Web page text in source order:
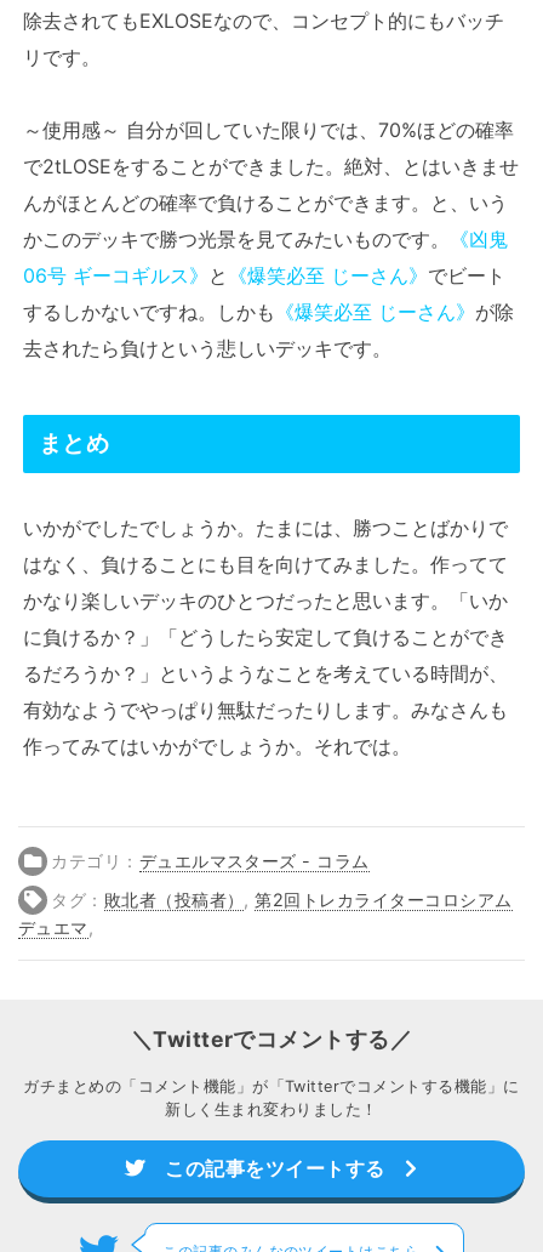
除去されてもEXLOSEなので、コンセプト的にもバッチ
リです。
～使用感～ 自分が回していた限りでは、70%ほどの確率
で2tLOSEをすることができました。絶対、とはいきませ
んがほとんどの確率で負けることができます。と、いう
かこのデッキで勝つ光景を見てみたいものです。
《凶鬼
06号 ギーコギルス》 と 《爆笑必至 じーさん》 でビート
するしかないですね。しかも 《爆笑必至 じーさん》 が除
去されたら負けという悲しいデッキです。
まとめ
いかがでしたでしょうか。たまには、勝つことばかりで
はなく、負けることにも目を向けてみました。作ってて
かなり楽しいデッキのひとつだったと思います。「いか
に負けるか？」「どうしたら安定して負けることができ
るだろうか？」というようなことを考えている時間が、
有効なようでやっぱり無駄だったりします。みなさんも
作ってみてはいかがでしょうか。それでは。
カテゴリ： デュエルマスターズ - コラム
タグ： 敗北者（投稿者） ,第2回トレカライターコロシアム
デュエマ ,
＼Twitterでコメントする／
ガチまとめの「コメント機能」が「Twitterでコメントする機能」に
新しく生まれ変わりました！
この記事をツイートする